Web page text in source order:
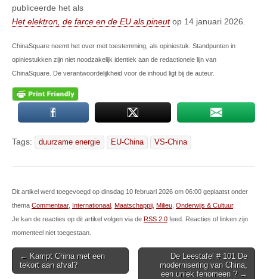
publiceerde het als
Het elektron, de farce en de EU als pineutop 14 januari 2026.
ChinaSquare neemt het over met toestemming, als opiniestuk. Standpunten in
opiniestukken zijn niet noodzakelijk identiek aan de redactionele lijn van
ChinaSquare. De verantwoordelijkheid voor de inhoud ligt bij de auteur.
Tags: duurzame energie EU-China VS-China
Dit artikel werd toegevoegd op dinsdag 10 februari 2026 om 06:00 geplaatst onder
thema Commentaar, Internationaal Maatschappij Milieu Onderwijs & Cultuur.
Je kan de reacties op dit artikel volgen via de RSS 2.0 feed. Reacties of linken zijn
momenteel niet toegestaan.
Post
navigation
← Kampt China met een
tekort aan afval?
De Leestafel # 101 De
modernisering van China,
een uniek fenomeen ? →